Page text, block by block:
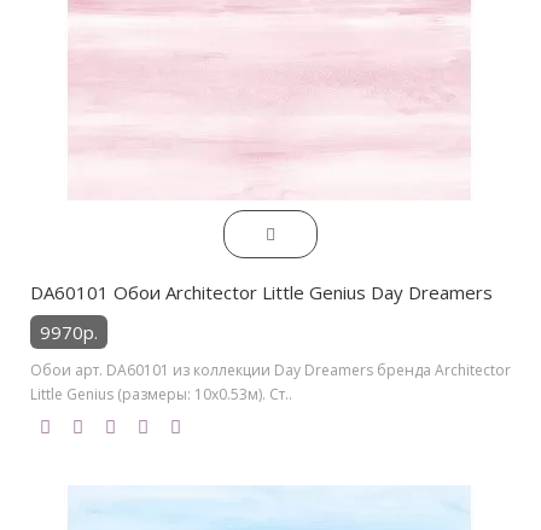
DA60101 Обои Architector Little Genius Day Dreamers
9970р.
Обои арт. DA60101 из коллекции Day Dreamers бренда Architector
Little Genius (размеры: 10х0.53м). Ст..